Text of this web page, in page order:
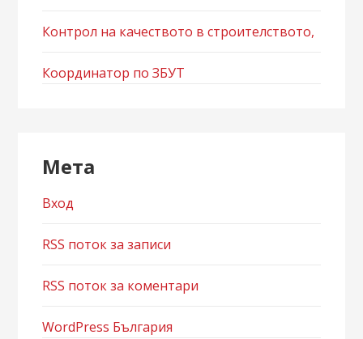
Контрол на качеството в строителството,
Координатор по ЗБУТ
Мета
Вход
RSS поток за записи
RSS поток за коментари
WordPress България